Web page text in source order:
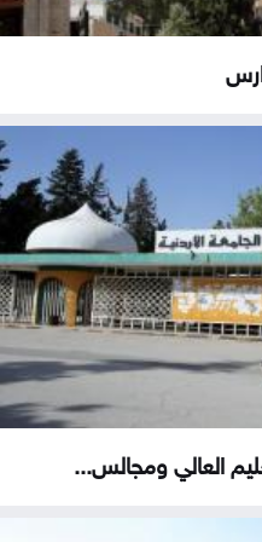
العالي ومجالس...